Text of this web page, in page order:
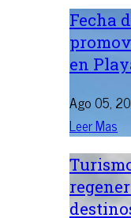
Fecha
en
Ago 05,
Leer Mas